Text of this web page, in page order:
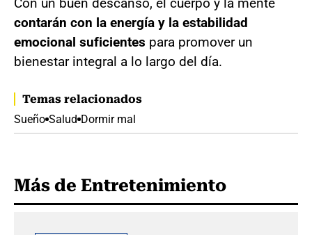
contarán con la energía y la estabilidad
emocional suficientes para promover un
bienestar integral a lo largo del día.
Temas relacionados
Sueño Salud Dormir mal
Más de Entretenimiento